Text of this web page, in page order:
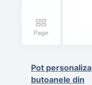
Pot personaliza
butoanele din